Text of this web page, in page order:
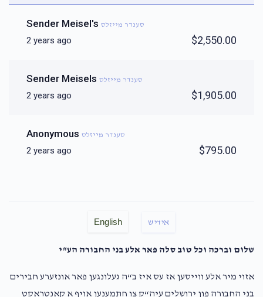
Sender Meisel's סענדר מייזלס
2 years ago $2,550.00
Sender Meisels סענדר מייזלס
2 years ago $1,905.00
Anonymous סענדר מייזלס
2 years ago $795.00
English אידיש
שלום וברכה וכל טוב סלה פאר אלע בני החבורה הע"י
אזוי מיר אלע ווייסען אז עס איז ב“ה געלונגען פאר אונזערע חבירים
בני החבורה פון ירושלים עיה“ק צו חתמענען אויף א קאנטראקט